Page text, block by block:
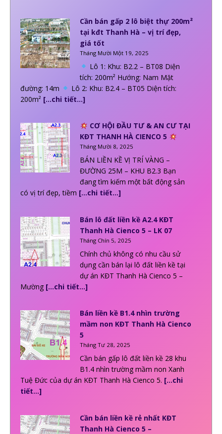
Cần bán gấp 2 lô biệt thự 200m²
tại kđt Thanh Hà – vị trí đẹp,
giá tốt
Tháng Mười Một 19, 2025
Lô 1: Khu: B2.2 – BT08 Diện
tích: 200m² Hướng: Nam Mặt
đường: 14m
Lô 2: Khu: B2.4 – BT05 Diện tích:
200m² […chi tiết…]
CƠ HỘI ĐẦU TƯ & AN CƯ TẠI
KĐT THANH HÀ CIENCO 5
Tháng Mười 8, 2025
BÁN LIỀN KỀ VỊ TRÍ VÀNG –
ĐƯỜNG 25M – KHU B2.3 Bạn
đang tìm kiếm một bất động sản
có vị trí đẹp, tiềm […chi tiết…]
Bán lô đất liền kề A2.4 KĐT
Thanh Hà Cienco 5 – LK 07
Tháng Chín 5, 2025
Chính chủ không có nhu cầu sử
dụng cần bán lại lô đất liền kề tại
dự án KĐT Thanh Hà Cienco 5 –
Mường […chi tiết…]
Bán liền kề B1.4 nhìn trường
mầm non KĐT Thanh Hà Cienco
5
Tháng Tư 28, 2025
Cần bán gấp lô đất liền kề 28 khu
B1.4 nhìn trường mầm non Xanh
Tuệ Đức của dự án KĐT Thanh Hà Cienco 5. […chi
tiết…]
Cần bán liền kề rẻ nhất KĐT
Thanh Hà Cienco 5 –